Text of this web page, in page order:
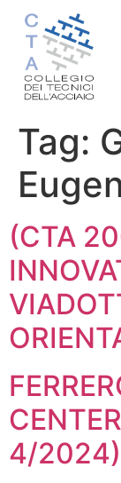
Tag:
(CTA
4/2024)